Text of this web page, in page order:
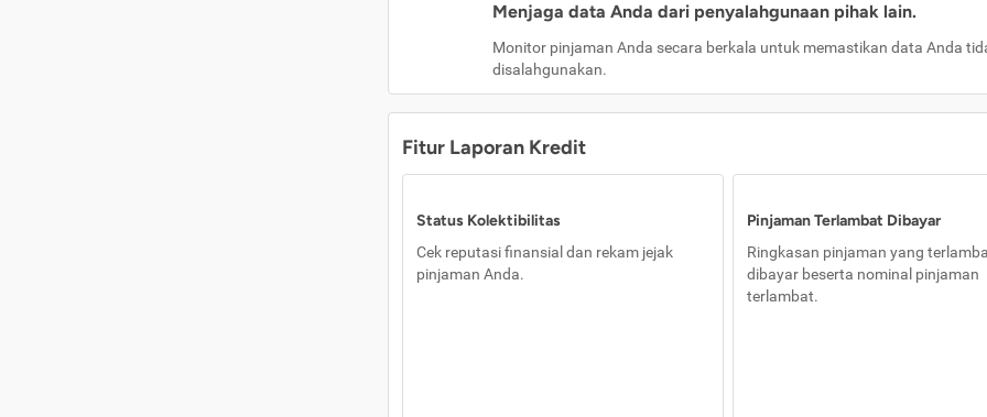
Menjaga data Anda dari penyalahgunaan pihak lain.
Monitor pinjaman Anda secara berkala untuk memastikan data Anda
disalahgunakan.
Fitur Laporan Kredit
Status Kolektibilitas
Cek reputasi finansial dan rekam jejak
pinjaman Anda.
Pinjaman Terlambat Dibayar
Ringkasan pinjaman yang
dibayar beserta nominal pinjaman
terlambat.